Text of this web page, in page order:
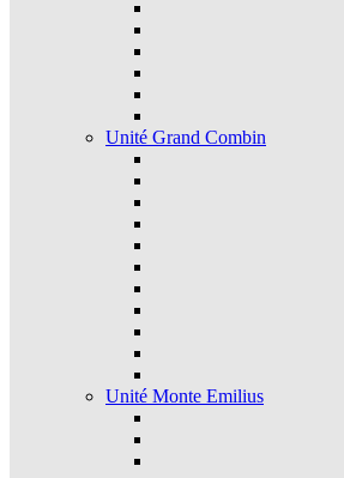
Unité Grand Combin
Unité Monte Emilius